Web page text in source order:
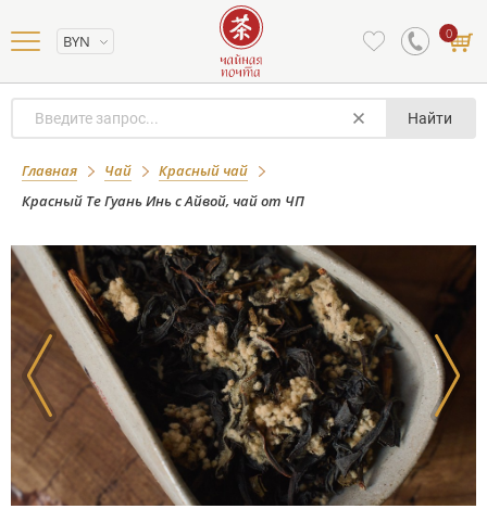
BYN 0
Найти
Главная Чай
Красный чай
Красный Те Гуань Инь с Айвой, чай от ЧП
Красный Те Гуань Инь с Айвой, чай от
ЧП